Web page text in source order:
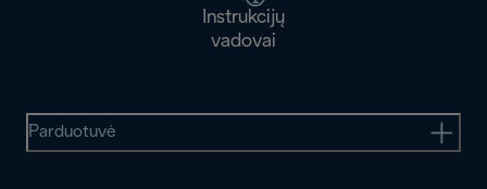
Instrukcijų
vadovai
Parduotuvė